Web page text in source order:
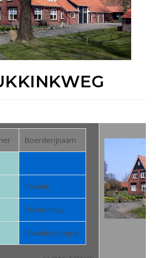
Boerderijnaam
.
Fökkink
Plantenhuis
Fökkinkschoppe